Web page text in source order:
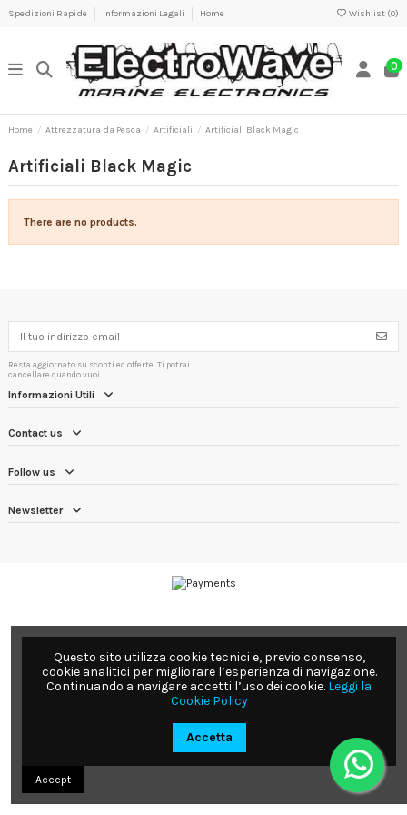
Spedizioni Rapide Informazioni Legali Home Wishlist (0)
0
Home Attrezzatura da Pesca Artificiali Artificiali Black Magic
Artificiali Black Magic
There are no products.
Resta aggiornato su sconti ed offerte. Ti potrai
cancellare quando vuoi.
Informazioni Utili
Contact us
Follow us
Newsletter
Questo sito utilizza cookie tecnici e, previo consenso,
cookie analitici per migliorare l’esperienza di navigazione.
Continuando a navigare accetti l’uso dei cookie. Leggi la
Cookie Policy
Accetta
Accept